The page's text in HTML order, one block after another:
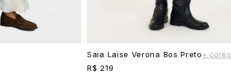
Saia Laise Verona Bos Preto + cores
R$ 219